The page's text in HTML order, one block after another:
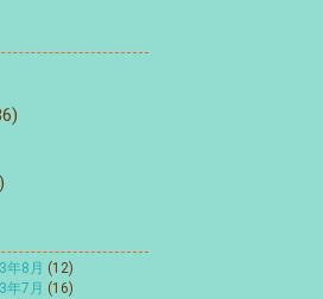
年8月 (12)
年7月 (16)